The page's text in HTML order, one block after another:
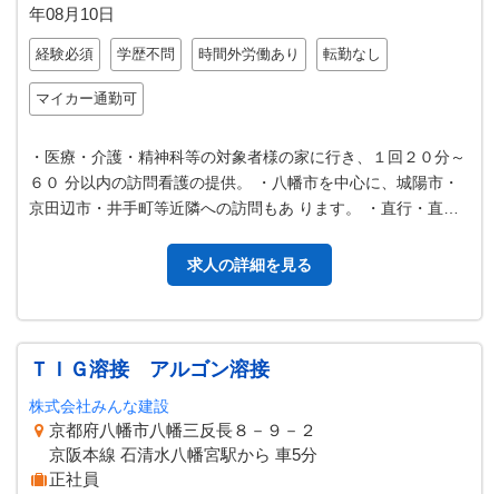
年08月10日
経験必須 学歴不問 時間外労働あり 転勤なし
マイカー通勤可
・医療・介護・精神科等の対象者様の家に行き、１回２０分～
６０ 分以内の訪問看護の提供。 ・八幡市を中心に、城陽市・
京田辺市・井手町等近隣への訪問もあ ります。 ・直行・直帰
求人の詳細を見る
ＴＩＧ溶接 アルゴン溶接
株式会社みんな建設
京都府八幡市八幡三反長８－９－２
京阪本線 石清水八幡宮駅から 車5分
正社員